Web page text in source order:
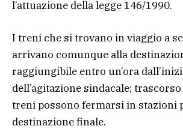
l’attuazione della legge 146/1990.
I treni che si trovano in viaggio a
arrivano comunque alla
raggiungibile entro un’ora
dell’agitazione sindacale;
treni possono fermarsi in stazioni
destinazione finale.